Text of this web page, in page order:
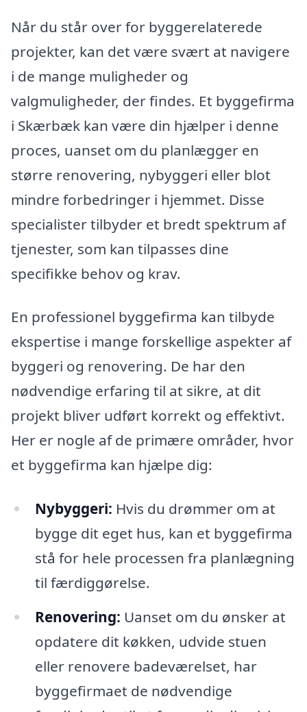
Når du står over for byggerelaterede
projekter, kan det være svært at navigere
i de mange muligheder og
valgmuligheder, der findes. Et byggefirma
i Skærbæk kan være din hjælper i denne
proces, uanset om du planlægger en
større renovering, nybyggeri eller blot
mindre forbedringer i hjemmet. Disse
specialister tilbyder et bredt spektrum af
tjenester, som kan tilpasses dine
specifikke behov og krav.
En professionel byggefirma kan tilbyde
ekspertise i mange forskellige aspekter af
byggeri og renovering. De har den
nødvendige erfaring til at sikre, at dit
projekt bliver udført korrekt og effektivt.
Her er nogle af de primære områder, hvor
et byggefirma kan hjælpe dig:
Nybyggeri: Hvis du drømmer om at
bygge dit eget hus, kan et byggefirma
stå for hele processen fra planlægning
til færdiggørelse.
Renovering: Uanset om du ønsker at
opdatere dit køkken, udvide stuen
eller renovere badeværelset, har
byggefirmaet de nødvendige